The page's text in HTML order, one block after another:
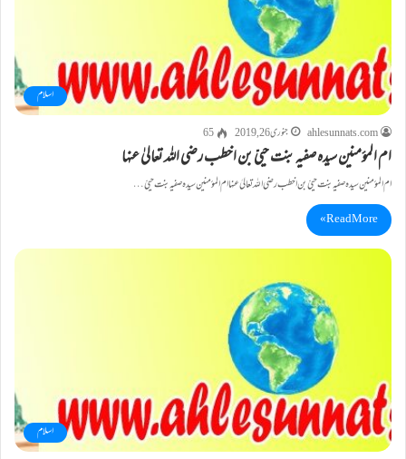
اسلام
ahlesunnats.com
جنوری 26, 2019 65
ام المؤمنین سیدہ صفیہ بنت حییّ بن اخطب رضی اللہ تعالیٰ عنہا
ام المؤمنین سیدہ صفیہ بنت حییّ بن اخطب رضی اللہ تعالیٰ عنہا ام المؤمنین سیدہ صفیہ بنت حییّ…
Read More »
اسلام